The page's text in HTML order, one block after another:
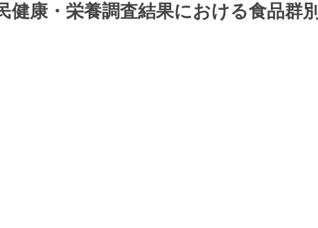
健康・栄養調査結果における食品群別